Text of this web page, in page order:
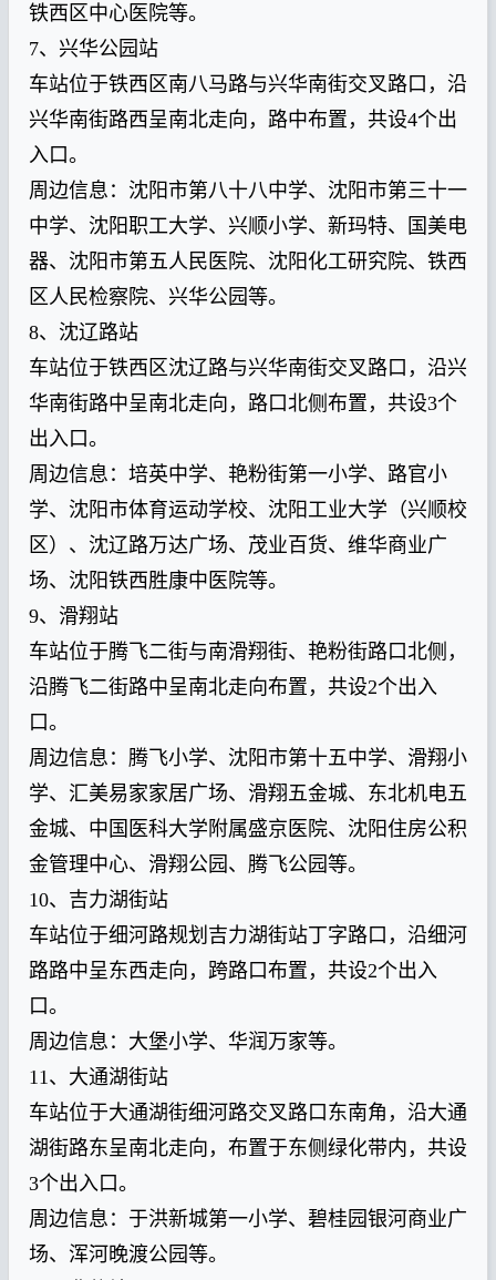
铁西区中心医院等。
7、兴华公园站
车站位于铁西区南八马路与兴华南街交叉路口，沿
兴华南街路西呈南北走向，路中布置，共设4个出
入口。
周边信息：沈阳市第八十八中学、沈阳市第三十一
中学、沈阳职工大学、兴顺小学、新玛特、国美电
器、沈阳市第五人民医院、沈阳化工研究院、铁西
区人民检察院、兴华公园等。
8、沈辽路站
车站位于铁西区沈辽路与兴华南街交叉路口，沿兴
华南街路中呈南北走向，路口北侧布置，共设3个
出入口。
周边信息：培英中学、艳粉街第一小学、路官小
学、沈阳市体育运动学校、沈阳工业大学（兴顺校
区）、沈辽路万达广场、茂业百货、维华商业广
场、沈阳铁西胜康中医院等。
9、滑翔站
车站位于腾飞二街与南滑翔街、艳粉街路口北侧，
沿腾飞二街路中呈南北走向布置，共设2个出入
口。
周边信息：腾飞小学、沈阳市第十五中学、滑翔小
学、汇美易家家居广场、滑翔五金城、东北机电五
金城、中国医科大学附属盛京医院、沈阳住房公积
金管理中心、滑翔公园、腾飞公园等。
10、吉力湖街站
车站位于细河路规划吉力湖街站丁字路口，沿细河
路路中呈东西走向，跨路口布置，共设2个出入
口。
周边信息：大堡小学、华润万家等。
11、大通湖街站
车站位于大通湖街细河路交叉路口东南角，沿大通
湖街路东呈南北走向，布置于东侧绿化带内，共设
3个出入口。
周边信息：于洪新城第一小学、碧桂园银河商业广
场、浑河晚渡公园等。